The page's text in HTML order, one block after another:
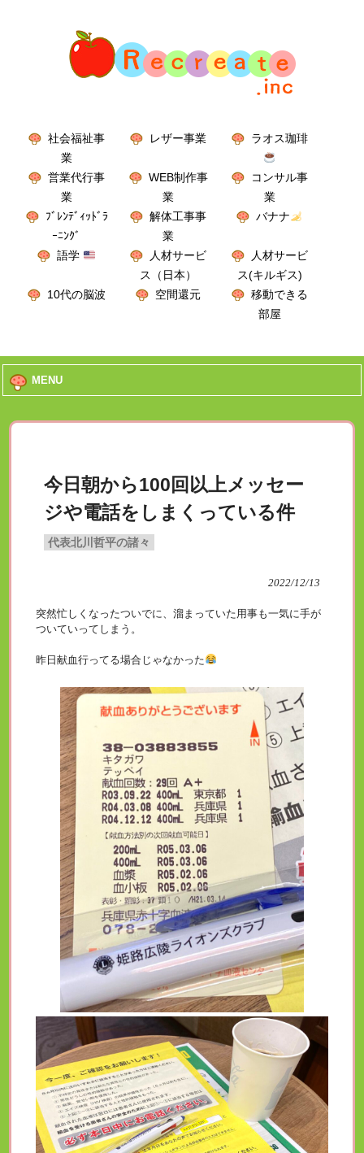
社会福祉事
業
レザー事業 ラオス珈琲
営業代行事
業
WEB制作事
業
コンサル事
業
ﾌﾞﾚﾝﾃﾞｨｯﾄﾞﾗ
ｰﾆﾝｸﾞ
解体工事事
業
バナナ
語学
人材サービ
ス（日本）
人材サービ
ス(キルギス)
10代の脳波
空間還元
移動できる
部屋
MENU
今日朝から100回以上メッセー
ジや電話をしまくっている件
代表北川哲平の諸々
2022/12/13
突然忙しくなったついでに、溜まっていた用事も一気に手が
ついていってしまう。
昨日献血行ってる場合じゃなかった